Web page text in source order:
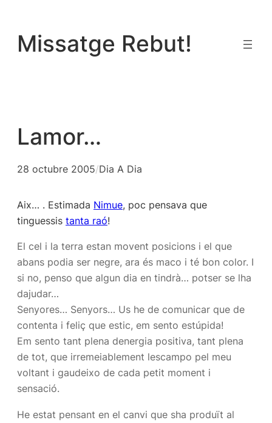
contingut
Missatge Rebut!
Lamor…
28 octubre 2005/Dia A Dia
Aix… . Estimada Nimue, poc pensava que
tinguessis tanta raó!
El cel i la terra estan movent posicions i el que
abans podia ser negre, ara és maco i té bon color. I
si no, penso que algun dia en tindrà… potser se lha
dajudar…
Senyores… Senyors… Us he de comunicar que de
contenta i feliç que estic, em sento estúpida!
Em sento tant plena denergia positiva, tant plena
de tot, que irremeiablement lescampo pel meu
voltant i gaudeixo de cada petit moment i
sensació.
He estat pensant en el canvi que sha produït al